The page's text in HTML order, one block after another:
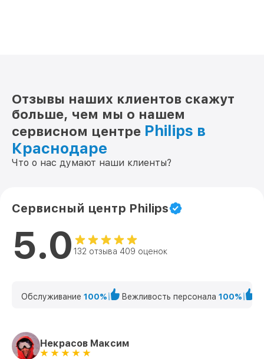
Отзывы наших клиентов скажут
больше, чем мы о нашем
сервисном центре Philips в
Краснодаре
Что о нас думают наши клиенты?
Сервисный центр Philips
5.0 132 отзыва 409 оценок
Обслуживание 100% Вежливость персонала 100%
Некрасов Максим